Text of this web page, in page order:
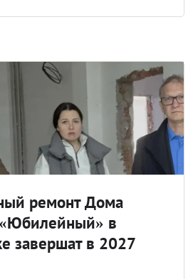
ремонт Дома
в
завершат в 2027